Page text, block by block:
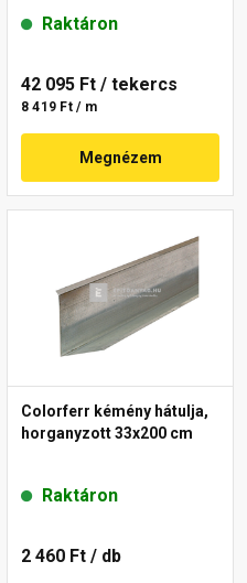
Raktáron
42 095 Ft / tekercs
8 419 Ft / m
Megnézem
Colorferr kémény hátulja,
horganyzott 33x200 cm
Raktáron
2 460 Ft / db